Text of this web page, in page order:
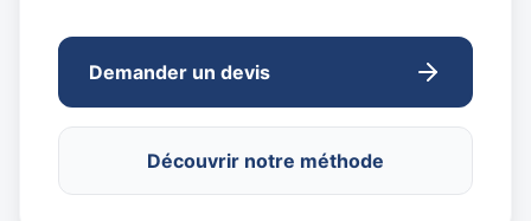
Demander un devis
Découvrir notre méthode